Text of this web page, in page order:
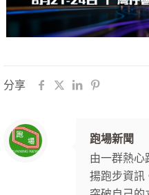
分享
跑場新聞
由一群熱心
揚跑步資訊